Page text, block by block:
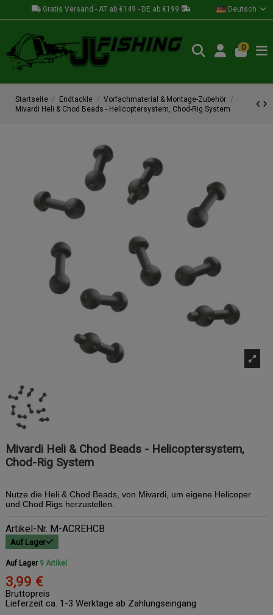
Gratis Versand - AT ab €149 - DE ab €199 Deutsch
0
Startseite Endtackle
Vorfachmaterial & Montage-Zubehör
Mivardi Heli & Chod Beads - Helicoptersystem, Chod-Rig System
Mivardi Heli & Chod Beads - Helicoptersystem,
Chod-Rig System
Nutze die Heli & Chod Beads, von Mivardi, um eigene Helicoper
und Chod Rigs herzustellen.
Artikel-Nr. M-ACREHCB
Auf Lager
Auf Lager 9 Artikel
3,99 €
Bruttopreis
Lieferzeit ca. 1-3 Werktage ab Zahlungseingang